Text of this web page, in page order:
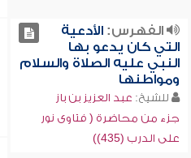
الفهرس:الأدعية
التي كان يدعو بها
النبي عليه الصلاة والسلام
ومواطنها
للشيخ: عبد العزيز بن باز
جزء من محاضرة ( فتاوى نور
على الدرب (435))